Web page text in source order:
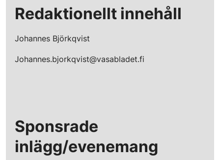
Redaktionellt innehåll
Johannes Björkqvist
Johannes.bjorkqvist@vasabladet.fi
Sponsrade
inlägg/evenemang